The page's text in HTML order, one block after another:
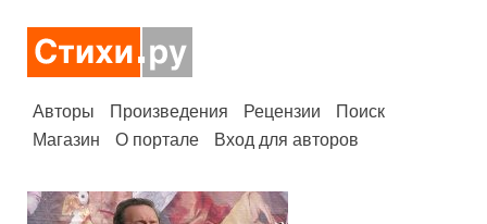
Авторы Произведения Рецензии
Поиск
Магазин
О портале Вход для авторов